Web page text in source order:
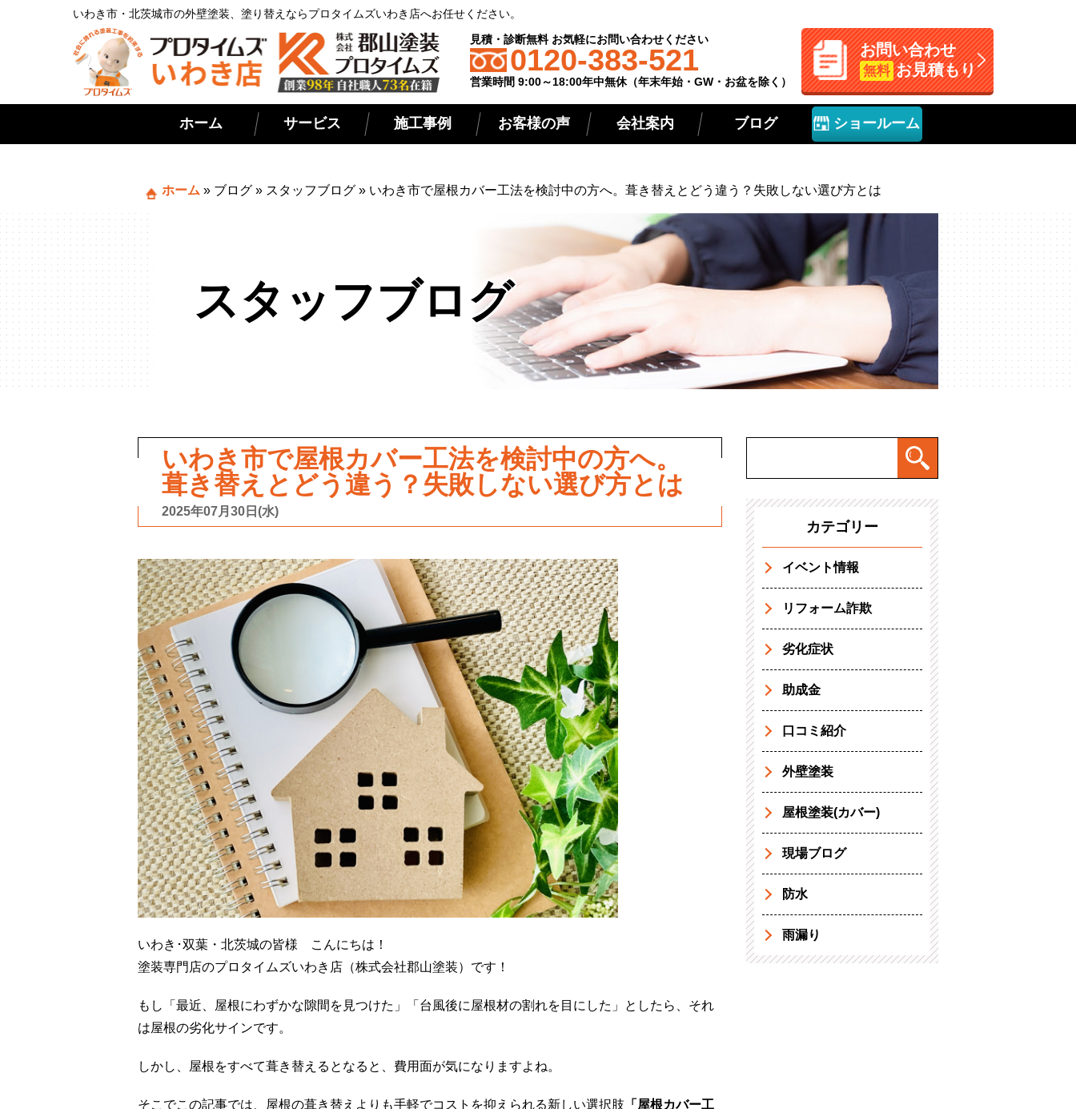
いわき市・北茨城市の外壁塗装、塗り替えならプロタイムズいわき店へお任せください。
見積・診断無料 お気軽にお問い合わせください
0120-383-521
営業時間 9:00～18:00年中無休（年末年始・GW・お盆を除く）
お問い合わせ
無料 お見積もり
ホーム サービス 施工事例 お客様の声 会社案内 ブログ ショールーム
ホーム » ブログ » スタッフブログ » いわき市で屋根カバー工法を検討中の方へ。葺き替えとどう違う？失敗しない選び方とは
スタッフブログ
いわき市で屋根カバー工法を検討中の方へ。
葺き替えとどう違う？失敗しない選び方とは
2025年07月30日(水)
いわき･双葉・北茨城の皆様 こんにちは！
塗装専門店のプロタイムズいわき店（株式会社郡山塗装）です！
もし「最近、屋根にわずかな隙間を見つけた」「台風後に屋根材の割れを目にした」としたら、それ
は屋根の劣化サインです。
しかし、屋根をすべて葺き替えるとなると、費用面が気になりますよね。
そこでこの記事では、屋根の葺き替えよりも手軽でコストを抑えられる新しい選択肢 「屋根カバー工
カテゴリー
イベント情報
リフォーム詐欺
劣化症状
助成金
口コミ紹介
外壁塗装
屋根塗装(カバー)
現場ブログ
防水
雨漏り